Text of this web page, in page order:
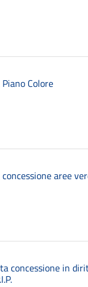
Colore
aree
concessione in